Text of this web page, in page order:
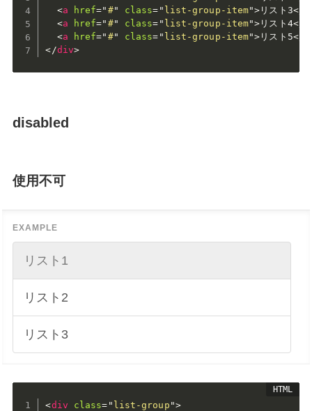
<a href=" #" class= " list-group-item"> リスト3</
<a href=" #" class= " list-group-item"> リスト4</
<a href=" #" class= " list-group-item"> リスト5</
</div>
disabled
使用不可
リスト1
リスト2
リスト3
<div class= " list-group ">